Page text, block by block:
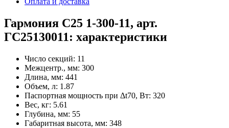
Гармония С25 1-300-11, арт.
ГС25130011: характеристики
Число секций: 11
Межцентр., мм: 300
Длина, мм: 441
Объем, л: 1.87
Паспортная мощность при Δt70, Вт: 320
Вес, кг: 5.61
Глубина, мм: 55
Габаритная высота, мм: 348